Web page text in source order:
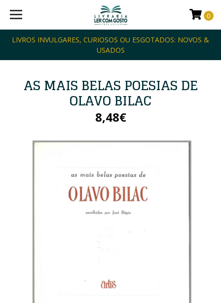
LIVROS INVULGARES, CURIOSOS OU ESGOTADOS: NOVOS &
USADOS
0
AS MAIS BELAS POESIAS DE
OLAVO BILAC
8,48€